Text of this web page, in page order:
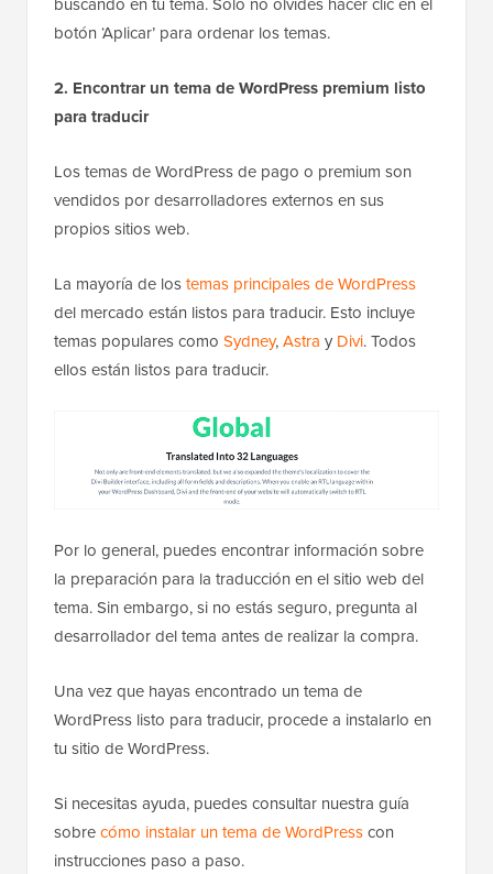
botón ‘Aplicar’ para ordenar los temas.
2. Encontrar un tema de WordPress premium listo
para traducir
Los temas de WordPress de pago o premium son
vendidos por desarrolladores externos en sus
propios sitios web.
La mayoría de lostemas principales de WordPress
del mercado están listos para traducir. Esto incluye
temas populares como Sydney,Astra y Divi. Todos
ellos están listos para traducir.
Por lo general, puedes encontrar información sobre
la preparación para la traducción en el sitio web del
tema. Sin embargo, si no estás seguro, pregunta al
desarrollador del tema antes de realizar la compra.
Una vez que hayas encontrado un tema de
WordPress listo para traducir, procede a instalarlo en
tu sitio de WordPress.
Si necesitas ayuda, puedes consultar nuestra guía
sobrecómo instalar un tema de WordPresscon
instrucciones paso a paso.